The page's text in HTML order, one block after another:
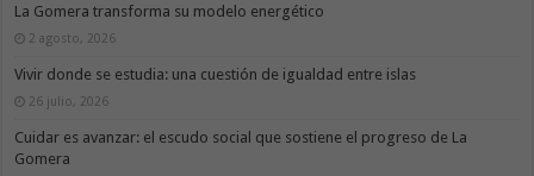
La Gomera transforma su modelo energético
2 agosto, 2026
Vivir donde se estudia: una cuestión de igualdad entre islas
26 julio, 2026
Cuidar es avanzar: el escudo social que sostiene el progreso de La
Gomera